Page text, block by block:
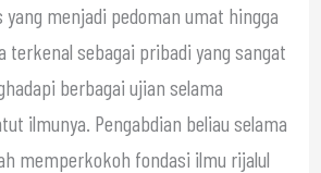
menjadi pedoman umat hingga
terkenal sebagai pribadi yang sangat
berbagai ujian selama
ilmunya. Pengabdian beliau selama
memperkokoh fondasi ilmu rijalul